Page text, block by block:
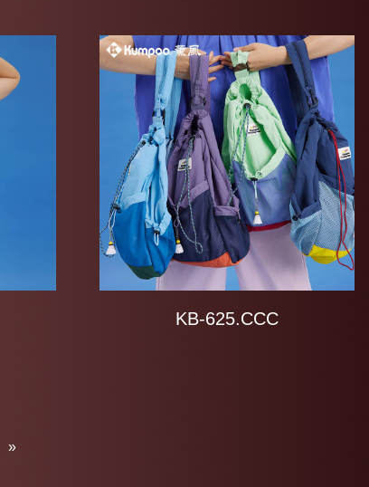
KB-625.CCC
»